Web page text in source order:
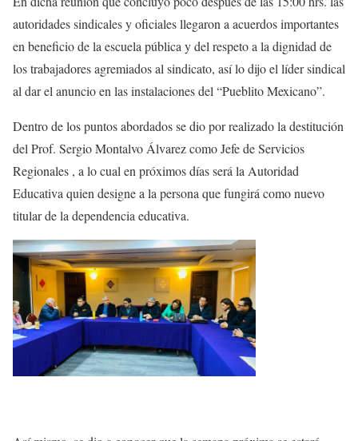
autoridades sindicales y oficiales llegaron a acuerdos importantes
en beneficio de la escuela pública y del respeto a la dignidad de
los trabajadores agremiados al sindicato, así lo dijo el líder sindical
al dar el anuncio en las instalaciones del “Pueblito Mexicano”.
Dentro de los puntos abordados se dio por realizado la destitución
del Prof. Sergio Montalvo Álvarez como Jefe de Servicios
Regionales , a lo cual en próximos días será la Autoridad
Educativa quien designe a la persona que fungirá como nuevo
titular de la dependencia educativa.